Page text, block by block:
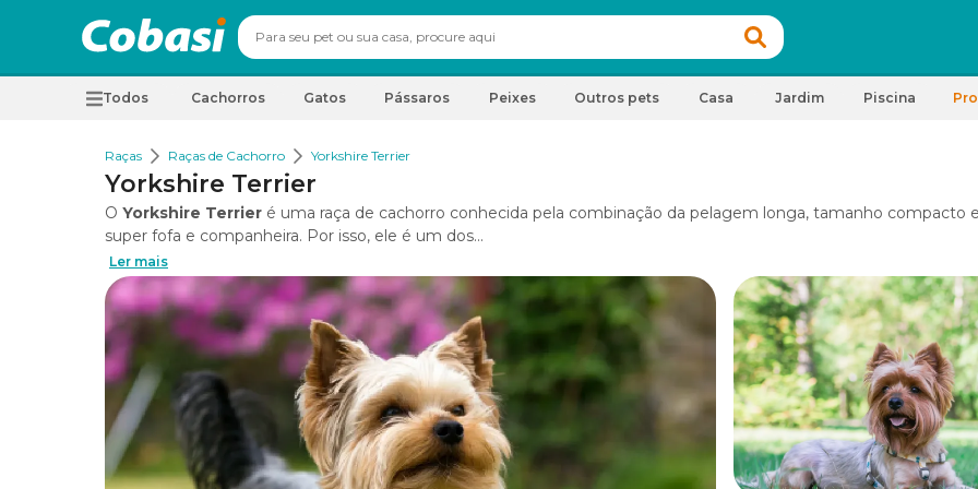
Todos Cachorros Gatos Pássaros Peixes Outros pets Casa Jardim Piscina
Raças Raças de Cachorro Yorkshire Terrier
Yorkshire Terrier
O Yorkshire Terrier é uma raça de cachorro conhecida pela combinação da pelagem longa, tamanho compacto
super fofa e companheira. Por isso, ele é um dos...
Ler mais